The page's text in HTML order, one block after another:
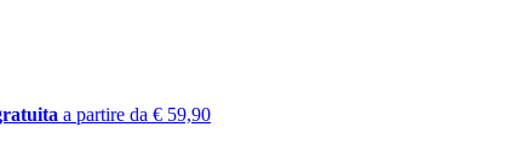
a partire da € 59,90